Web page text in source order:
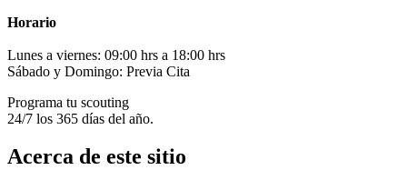
Horario
Lunes a viernes: 09:00 hrs a 18:00 hrs
Sábado y Domingo: Previa Cita
Programa tu scouting
24/7 los 365 días del año.
Acerca de este sitio